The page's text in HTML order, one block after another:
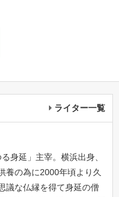
ライター一覧
身延」主宰。横浜出身、
養の為に2000年頃より久
議な仏縁を得て身延の僧